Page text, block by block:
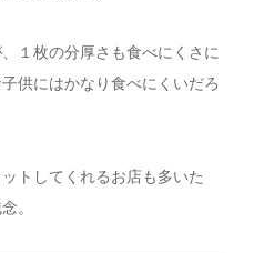
１枚の分厚さも食べにくさに
供にはかなり食べにくいだろ
トしてくれるお店も多いた
。